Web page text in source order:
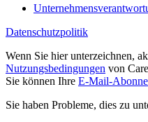
Datenschutzpolitik
Wenn Sie hier unterzeichnen,
Nutzungsbedingungen von
Sie können Ihre E-Mail-
Sie haben Probleme, dies zu